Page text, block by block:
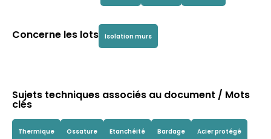
Concerne les lots Isolation murs
Sujets techniques associés au document / Mots
clés
Thermique Ossature Etanchéité Bardage Acier protégé